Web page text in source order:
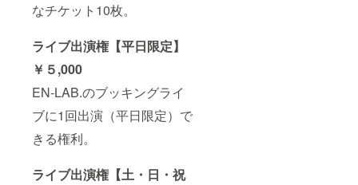
なチケット10枚。
ライブ出演権【平日限定】
￥５,000
EN-LAB.のブッキングライ
ブに1回出演（平日限定）で
きる権利。
ライブ出演権【土・日・祝